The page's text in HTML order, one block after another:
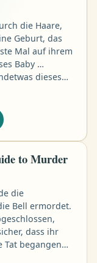
die Haare,
Geburt, das
Mal auf ihrem
Baby …
dieses
Eine Mutter
beschützen,
Frau,
Stutter in
scheinendes
wird …to Murder
die
Bell ermordet.
dass ihr
Tat begangen